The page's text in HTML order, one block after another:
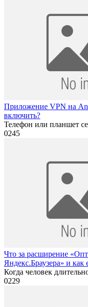
Приложение VPN на
включить?
Телефон или планшет
0245
Что за расширение
Яндекс.Браузера» и как
Когда человек
0229